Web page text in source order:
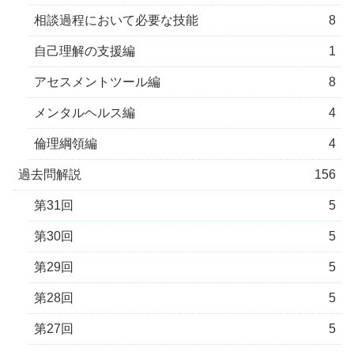
相談過程において必要な技能 8
自己理解の支援編 1
アセスメントツール編 8
メンタルヘルス編 4
倫理綱領編 4
過去問解説 156
第31回 5
第30回 5
第29回 5
第28回 5
第27回 5